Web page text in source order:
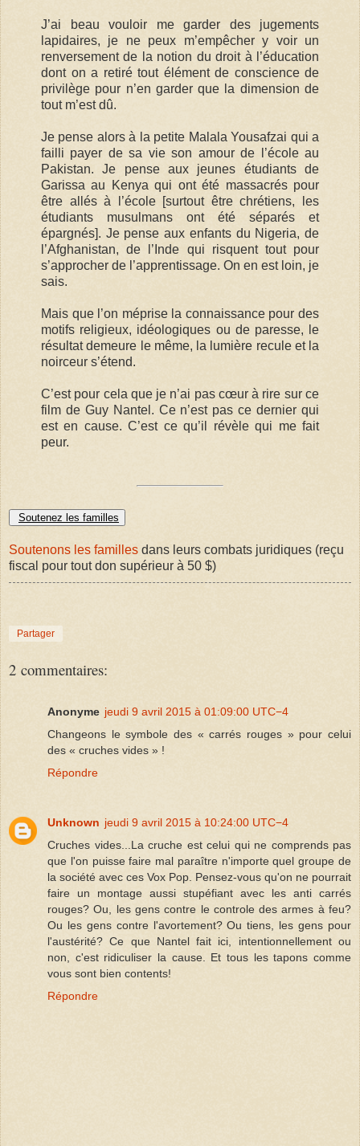
J’ai beau vouloir me garder des jugements
lapidaires, je ne peux m’empêcher y voir un
renversement de la notion du droit à l’éducation
dont on a retiré tout élément de conscience de
privilège pour n’en garder que la dimension de
tout m’est dû.
Je pense alors à la petite Malala Yousafzai qui a
failli payer de sa vie son amour de l’école au
Pakistan. Je pense aux jeunes étudiants de
Garissa au Kenya qui ont été massacrés pour
être allés à l’école [surtout être chrétiens, les
étudiants musulmans ont été séparés et
épargnés]. Je pense aux enfants du Nigeria, de
l’Afghanistan, de l’Inde qui risquent tout pour
s’approcher de l’apprentissage. On en est loin, je
sais.
Mais que l’on méprise la connaissance pour des
motifs religieux, idéologiques ou de paresse, le
résultat demeure le même, la lumière recule et la
noirceur s’étend.
C’est pour cela que je n’ai pas cœur à rire sur ce
film de Guy Nantel. Ce n’est pas ce dernier qui
est en cause. C’est ce qu’il révèle qui me fait
peur.
Soutenez les familles
Soutenons les familles dans leurs combats juridiques (reçu
fiscal pour tout don supérieur à 50 $)
Partager
2 commentaires:
Anonyme jeudi 9 avril 2015 à 01:09:00 UTC−4
Changeons le symbole des « carrés rouges » pour celui
Répondre
Unknown jeudi 9 avril 2015 à 10:24:00 UTC−4
Cruches vides...La cruche est celui qui ne comprends pas
que l'on puisse faire mal paraître n'importe quel groupe de
la société avec ces Vox Pop. Pensez-vous qu'on ne pourrait
faire un montage aussi stupéfiant avec les anti carrés
rouges? Ou, les gens contre le controle des armes à feu?
Ou les gens contre l'avortement? Ou tiens, les gens pour
l'austérité? Ce que Nantel fait ici, intentionnellement ou
non, c'est ridiculiser la cause. Et tous les tapons comme
vous sont bien contents!
Répondre